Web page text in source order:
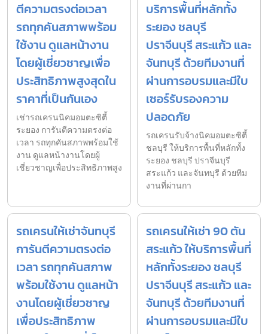
ตีความตรงต่อเวลา
รถทุกคันสภาพพร้อม
ใช้งาน ดูแลหน้างาน
โดยผู้เชี่ยวชาญเพื่อ
ประสิทธิภาพสูงสุดใน
ราคาที่เป็นกันเอง
เช่ารถเครนนิคมอมตะซิตี้
ระยอง การันตีความตรงต่อ
เวลา รถทุกคันสภาพพร้อมใช้
งาน ดูแลหน้างานโดยผู้
เชี่ยวชาญเพื่อประสิทธิภาพสูง
บริการพื้นที่หลักทั้ง
ระยอง ชลบุรี
ปราจีนบุรี สระแก้ว และ
จันทบุรี ด้วยทีมงานที่
ผ่านการอบรมและมีใบ
เซอร์รับรองความ
ปลอดภัย
รถเครนรับจ้างนิคมอมตะซิตี้
ชลบุรี ให้บริการพื้นที่หลักทั้ง
ระยอง ชลบุรี ปราจีนบุรี
สระแก้ว และจันทบุรี ด้วยทีม
งานที่ผ่านกา
รถเครนให้เช่าจันทบุรี
การันตีความตรงต่อ
เวลา รถทุกคันสภาพ
พร้อมใช้งาน ดูแลหน้า
งานโดยผู้เชี่ยวชาญ
เพื่อประสิทธิภาพ
รถเครนให้เช่า 90 ตัน
สระแก้ว ให้บริการพื้นที่
หลักทั้งระยอง ชลบุรี
ปราจีนบุรี สระแก้ว และ
จันทบุรี ด้วยทีมงานที่
ผ่านการอบรมและมีใบ